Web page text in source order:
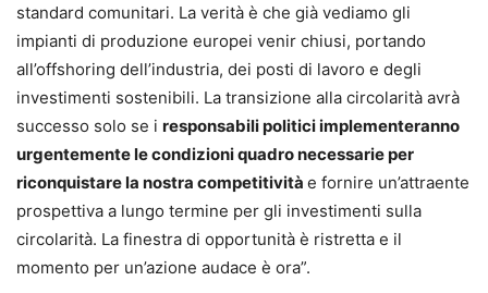
standard comunitari. La verità è che già vediamo gli
impianti di produzione europei venir chiusi, portando
all’offshoring dell’industria, dei posti di lavoro e degli
investimenti sostenibili. La transizione alla circolarità avrà
successo solo se i responsabili politici implementeranno
urgentemente le condizioni quadro necessarie per
riconquistare la nostra competitività e fornire un’attraente
prospettiva a lungo termine per gli investimenti sulla
circolarità. La finestra di opportunità è ristretta e il
momento per un’azione audace è ora”.